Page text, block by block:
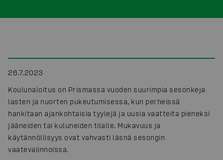
26.7.2023
Koulunaloitus on Prismassa vuoden suurimpia sesonkeja
lasten ja nuorten pukeutumisessa, kun perheissä
hankitaan ajankohtaisia tyylejä ja uusia vaatteita pieneksi
jääneiden tai kuluneiden tilalle. Mukavuus ja
käytännöllisyys ovat vahvasti läsnä sesongin
vaatevalinnoissa.